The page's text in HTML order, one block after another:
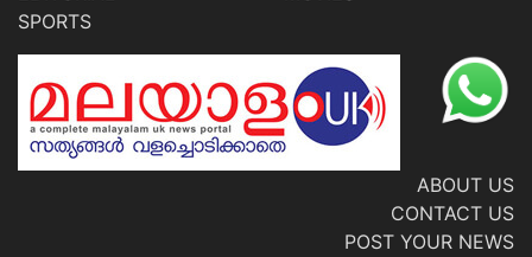
SPORTS
ABOUT US
CONTACT US
POST YOUR NEWS